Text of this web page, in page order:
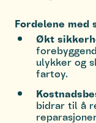
Fordelene med
Økt
ulykker og
fartøy.
bidrar til å